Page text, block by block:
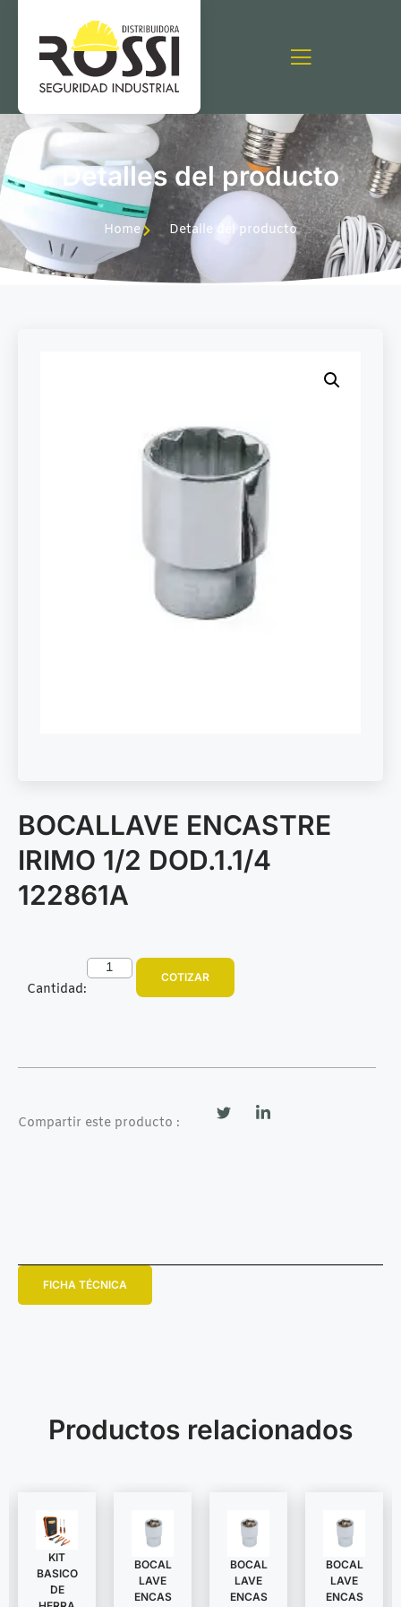
Detalles del producto
Home Detalle del producto
BOCALLAVE ENCASTRE
IRIMO 1/2 DOD.1.1/4
122861A
Cantidad:
COTIZAR
Compartir este producto :
FICHA TÉCNICA
Productos relacionados
KIT
BASICO
DE
BOCAL
LAVE
ENCAS
BOCAL
LAVE
ENCAS
BOCAL
LAVE
ENCAS